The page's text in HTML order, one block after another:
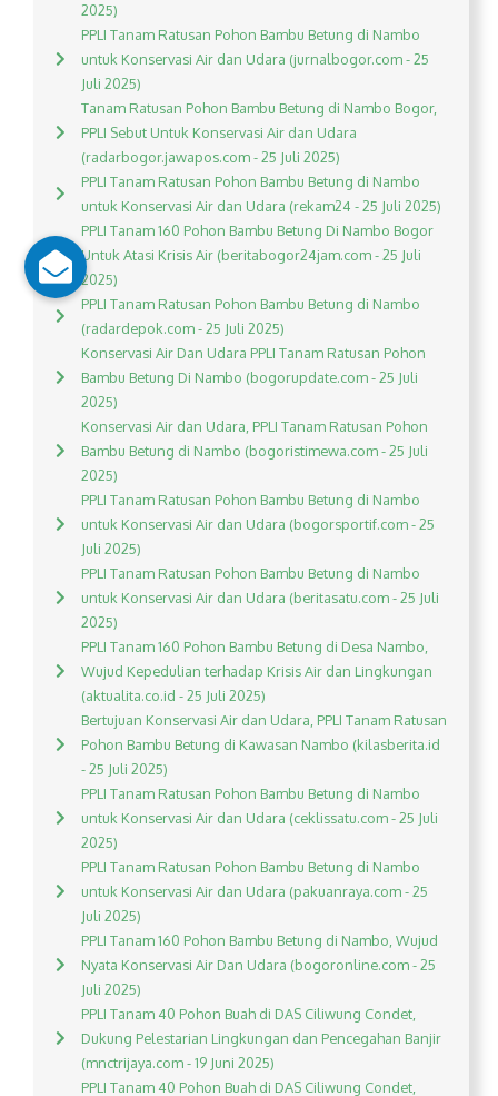
2025)
PPLI Tanam Ratusan Pohon Bambu Betung di Nambo
untuk Konservasi Air dan Udara (jurnalbogor.com - 25
Juli 2025)
Tanam Ratusan Pohon Bambu Betung di Nambo Bogor,
PPLI Sebut Untuk Konservasi Air dan Udara
(radarbogor.jawapos.com - 25 Juli 2025)
PPLI Tanam Ratusan Pohon Bambu Betung di Nambo
untuk Konservasi Air dan Udara (rekam24 - 25 Juli 2025)
PPLI Tanam 160 Pohon Bambu Betung Di Nambo Bogor
Untuk Atasi Krisis Air (beritabogor24jam.com - 25 Juli
2025)
PPLI Tanam Ratusan Pohon Bambu Betung di Nambo
(radardepok.com - 25 Juli 2025)
Konservasi Air Dan Udara PPLI Tanam Ratusan Pohon
Bambu Betung Di Nambo (bogorupdate.com - 25 Juli
2025)
Konservasi Air dan Udara, PPLI Tanam Ratusan Pohon
Bambu Betung di Nambo (bogoristimewa.com - 25 Juli
2025)
PPLI Tanam Ratusan Pohon Bambu Betung di Nambo
untuk Konservasi Air dan Udara (bogorsportif.com - 25
Juli 2025)
PPLI Tanam Ratusan Pohon Bambu Betung di Nambo
untuk Konservasi Air dan Udara (beritasatu.com - 25 Juli
2025)
PPLI Tanam 160 Pohon Bambu Betung di Desa Nambo,
Wujud Kepedulian terhadap Krisis Air dan Lingkungan
(aktualita.co.id - 25 Juli 2025)
Bertujuan Konservasi Air dan Udara, PPLI Tanam Ratusan
Pohon Bambu Betung di Kawasan Nambo (kilasberita.id
- 25 Juli 2025)
PPLI Tanam Ratusan Pohon Bambu Betung di Nambo
untuk Konservasi Air dan Udara (ceklissatu.com - 25 Juli
2025)
PPLI Tanam Ratusan Pohon Bambu Betung di Nambo
untuk Konservasi Air dan Udara (pakuanraya.com - 25
Juli 2025)
PPLI Tanam 160 Pohon Bambu Betung di Nambo, Wujud
Nyata Konservasi Air Dan Udara (bogoronline.com - 25
Juli 2025)
PPLI Tanam 40 Pohon Buah di DAS Ciliwung Condet,
Dukung Pelestarian Lingkungan dan Pencegahan Banjir
(mnctrijaya.com - 19 Juni 2025)
PPLI Tanam 40 Pohon Buah di DAS Ciliwung Condet,